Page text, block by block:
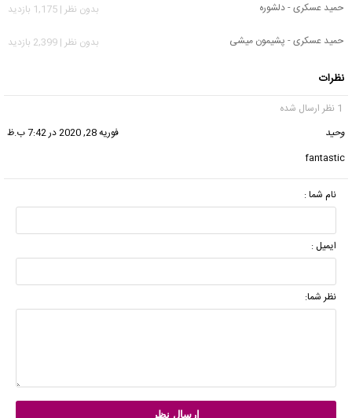
حمید عسکری - دلشوره
بدون نظر | 1,175 بازدید
حمید عسکری - پشیمون میشی
بدون نظر | 2,399 بازدید
نظرات
1 نظر ارسال شده
وحید
فوریه 28, 2020 در 7:42 ب.ظ
fantastic
نام شما :
ایمیل :
نظر شما: